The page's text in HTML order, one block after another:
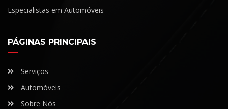
Especialistas em Automóveis
PÁGINAS PRINCIPAIS
Serviços
Automóveis
Sobre Nós